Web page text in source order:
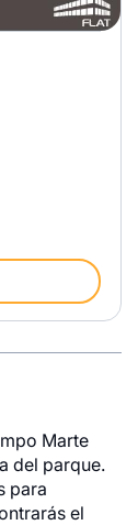
Marte
del parque.
para
el